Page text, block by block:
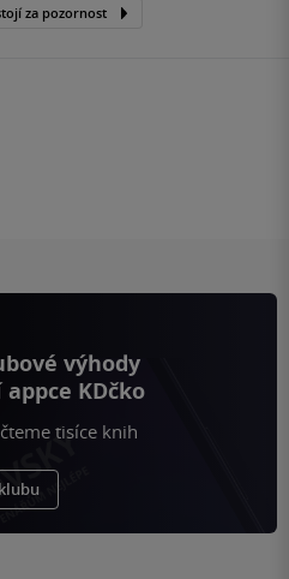
za pozornost
výhody
KDčko
tisíce knih